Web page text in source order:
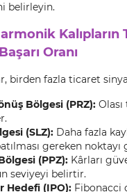
belirleyin.
Kalıpların
Oranı
birden fazla ticaret
Bölgesi (PRZ):
(SLZ): Daha fazla
gereken noktayı
(PPZ): Kârları
seviyeyi belirtir.
Hedefi (IPO): Fibonacci